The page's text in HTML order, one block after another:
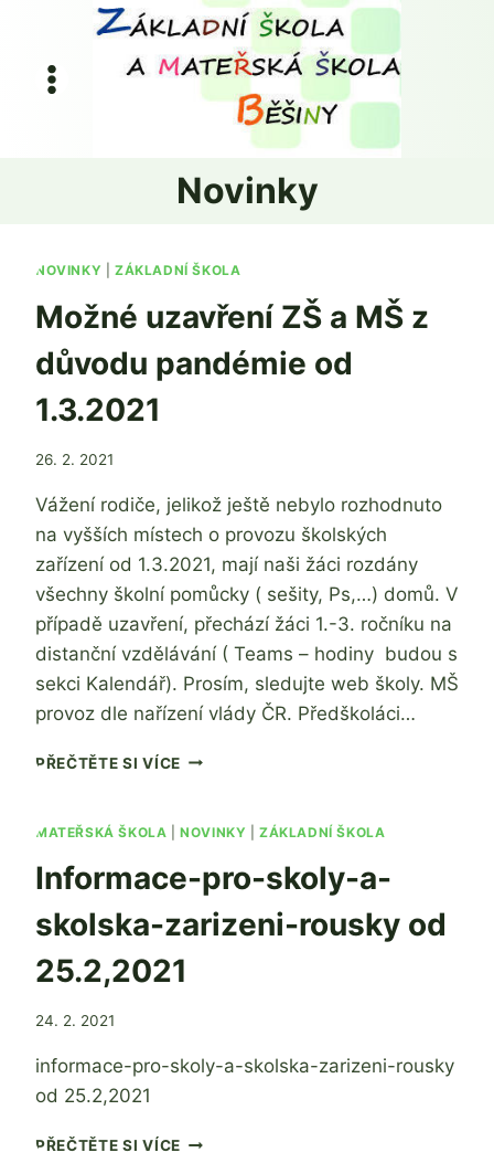
obsah
Novinky
NOVINKY ZÁKLADNÍ ŠKOLA
Možné uzavření ZŠ a MŠ z
důvodu pandémie od
1.3.2021
Od
Zdeňka
Žatková
26. 2. 2021
Vážení rodiče, jelikož ještě nebylo rozhodnuto
na vyšších místech o provozu školských
zařízení od 1.3.2021, mají naši žáci rozdány
všechny školní pomůcky ( sešity, Ps,…) domů. V
případě uzavření, přechází žáci 1.-3. ročníku na
distanční vzdělávání ( Teams – hodiny budou s
sekci Kalendář). Prosím, sledujte web školy. MŠ
provoz dle nařízení vlády ČR. Předškoláci…
PŘEČTĚTE SI VÍCEMOŽNÉ
A
Z
DŮVODU
PANDÉMIE
OD
1.3.2021
MATEŘSKÁ ŠKOLA |NOVINKY |ZÁKLADNÍ ŠKOLA
Informace-pro-skoly-a-
skolska-zarizeni-rousky od
25.2,2021
Od
Zdeňka
Žatková
24. 2. 2021
informace-pro-skoly-a-skolska-zarizeni-rousky
od 25.2,2021
PŘEČTĚTE SI VÍCEINFORMACE-